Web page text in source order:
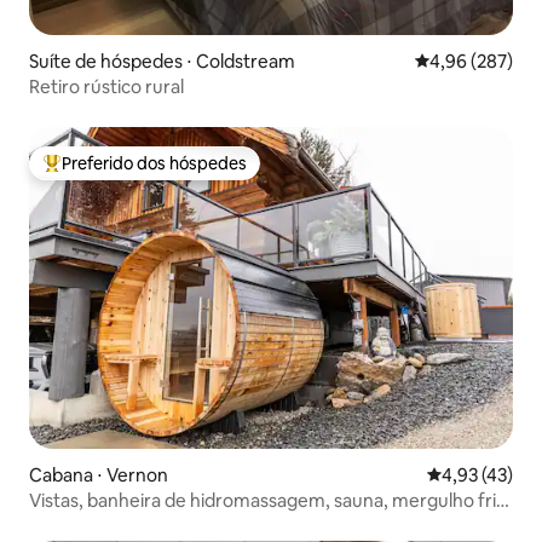
Suíte de hóspedes ⋅ Coldstream 4,96 de uma
4,96 (287)
Retiro rústico rural
Entre os melhores preferidos dos hóspedes
Preferido dos hóspedes
Cabana ⋅ Vernon 4,93 de uma
4,93 (43)
Vistas, banheira de hidromassagem, sauna, mergulho frio,